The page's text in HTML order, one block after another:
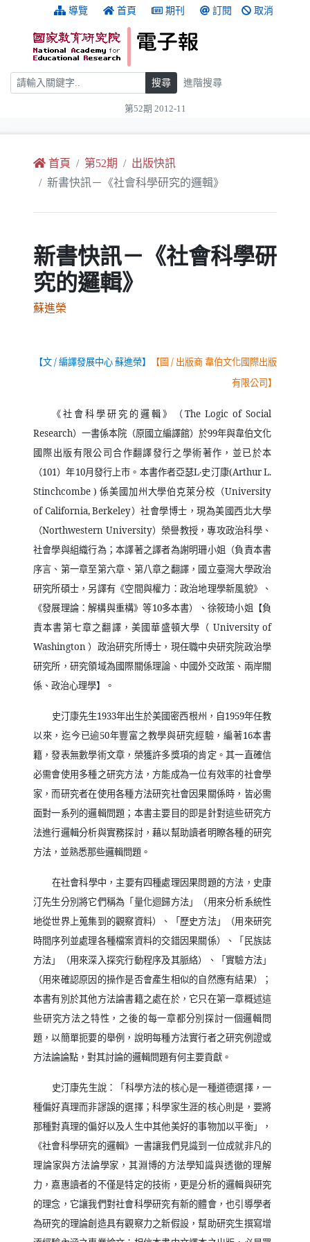
跳到主要內容 導覽 首頁 期刊 訂閱 取消
搜尋 搜尋 進階搜尋
第52期 2012-11
首頁 第52期
出版快訊
新書快訊－《社會科學研究的邏輯》
新書快訊－《社會科學研
究的邏輯》
蘇進榮
【文/編譯發展中心 蘇進榮】 【圖/ 出版商 韋伯文化國際出版
有限公司】
《社會科學研究的邏輯》（The Logic of Social
Research）一書係本院（原國立編譯館）於99年與韋伯文化
國際出版有限公司合作翻譯發行之學術著作，並已於本
（101）年10月發行上市。本書作者亞瑟L‧史汀康(Arthur L.
Stinchcombe ) 係美國加州大學伯克萊分校（University
of California, Berkeley）社會學博士，現為美國西北大學
（Northwestern University）榮譽教授，專攻政治科學、
社會學與組織行為；本譯著之譯者為謝明珊小姐（負責本書
序言、第一章至第六章、第八章之翻譯，國立臺灣大學政治
研究所碩士，另譯有《空間與權力：政治地理學新風貌》、
《發展理論：解構與重構》等10多本書）、徐筱琦小姐【負
責本書第七章之翻譯，美國華盛頓大學（ University of
Washington）政治研究所博士，現任職中央研究院政治學
研究所，研究領域為國際關係理論、中國外交政策、兩岸關
係、政治心理學】。
史汀康先生1933年出生於美國密西根州，自1959年任教
以來，迄今已逾50年豐富之教學與研究經驗，編著16本書
籍，發表無數學術文章，榮獲許多獎項的肯定。其一直確信
必需會使用多種之研究方法，方能成為一位有效率的社會學
家，而研究者在使用各種方法研究社會因果關係時，皆必需
面對一系列的邏輯問題；本書主要目的即是針對這些研究方
法進行邏輯分析與實務探討，藉以幫助讀者明瞭各種的研究
方法，並熟悉那些邏輯問題。
在社會科學中，主要有四種處理因果問題的方法，史康
汀先生分別將它們稱為「量化迴歸方法」（用來分析系統性
地從世界上蒐集到的觀察資料）、「歷史方法」（用來研究
時間序列並處理各種檔案資料的交錯因果關係）、「民族誌
方法」（用來深入探究行動程序及其脈絡）、「實驗方法」
（用來確認原因的操作是否會產生相似的自然應有結果）；
本書有別於其他方法論書籍之處在於，它只在第一章概述這
些研究方法之特性，之後的每一章都分別探討一個邏輯問
題，以簡單扼要的舉例，說明每種方法實行者之研究例證或
方法論論點，對其討論的邏輯問題有何主要貢獻。
史汀康先生說：「科學方法的核心是一種道德選擇，一
種偏好真理而非謬誤的選擇；科學家生涯的核心則是，要將
那種對真理的偏好以及人生中其他美好的事物加以平衡」，
《社會科學研究的邏輯》一書讓我們見識到一位成就非凡的
理論家與方法論學家，其淵博的方法學知識與透徹的理解
力，嘉惠讀者的不僅是特定的技術，更是分析的邏輯與研究
的理念，它讓我們對社會科學研究有新的體會，也引導學者
為研究的理論創造具有觀察力之新假設，幫助研究生撰寫增